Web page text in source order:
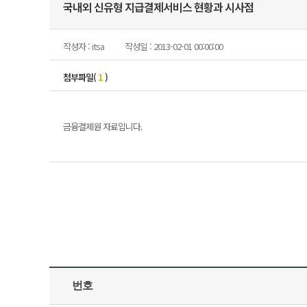
국내외 신유형 지급결제서비스 현황과 시사점
작성자 : itsa 작성일 : 2013-02-01 00:00:00
첨부파일( 1 )
금융결제원 자료입니다.
번호